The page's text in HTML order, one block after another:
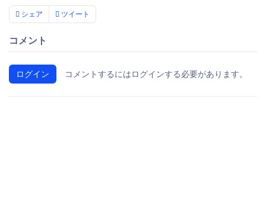
シェア ツイート
コメント
ログイン コメントするにはログインする必要があります。